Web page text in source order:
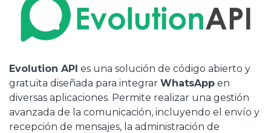
Evolution API es una solución de código abierto y
gratuita diseñada para integrar WhatsApp en
diversas aplicaciones. Permite realizar una gestión
avanzada de la comunicación, incluyendo el envío y
recepción de mensajes, la administración de